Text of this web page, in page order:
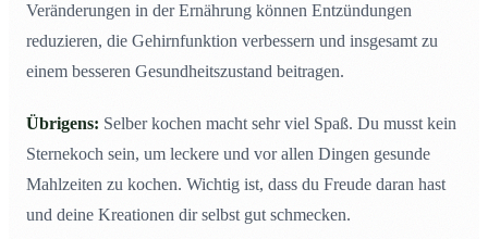
Veränderungen in der Ernährung können Entzündungen
reduzieren, die Gehirnfunktion verbessern und insgesamt zu
einem besseren Gesundheitszustand beitragen.
Übrigens: Selber kochen macht sehr viel Spaß. Du musst kein
Sternekoch sein, um leckere und vor allen Dingen gesunde
Mahlzeiten zu kochen. Wichtig ist, dass du Freude daran hast
und deine Kreationen dir selbst gut schmecken.